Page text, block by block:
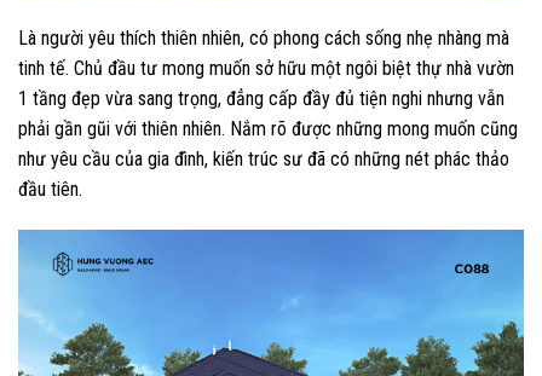
Là người yêu thích thiên nhiên, có phong cách sống nhẹ nhàng mà
tinh tế. Chủ đầu tư mong muốn sở hữu một ngôi biệt thự nhà vườn
1 tầng đẹp vừa sang trọng, đẳng cấp đầy đủ tiện nghi nhưng vẫn
phải gần gũi với thiên nhiên. Nắm rõ được những mong muốn cũng
như yêu cầu của gia đình, kiến trúc sư đã có những nét phác thảo
đầu tiên.